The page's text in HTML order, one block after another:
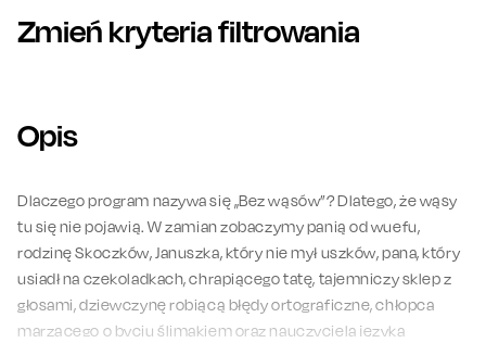
Zmień kryteria filtrowania
Opis
Dlaczego program nazywa się „Bez wąsów”? Dlatego, że wąsy
tu się nie pojawią. W zamian zobaczymy panią od wuefu,
rodzinę Skoczków, Januszka, który nie mył uszków, pana, który
usiadł na czekoladkach, chrapiącego tatę, tajemniczy sklep z
głosami, dziewczynę robiącą błędy ortograficzne, chłopca
marzącego o byciu ślimakiem oraz nauczyciela języka